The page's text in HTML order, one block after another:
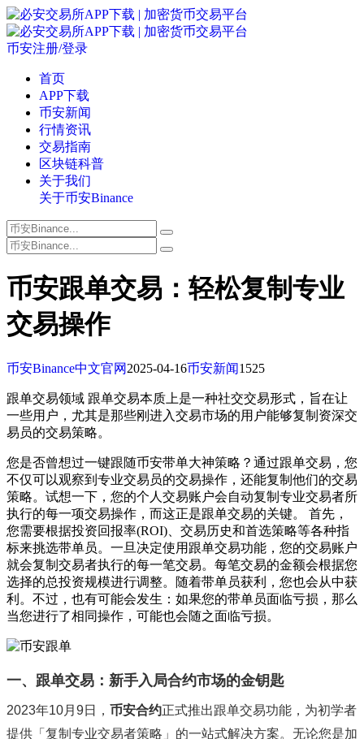
币安注册/登录
首页
APP下载
币安新闻
行情资讯
交易指南
区块链科普
关于我们
关于币安Binance
币安跟单交易：轻松复制专业
交易操作
币安Binance中文官网 2025-04-16币安新闻1525
跟单交易领域 跟单交易本质上是一种社交交易形式，旨在让
一些用户，尤其是那些刚进入交易市场的用户能够复制资深交
易员的交易策略。
您是否曾想过一键跟随币安带单大神策略？通过跟单交易，您
不仅可以观察到专业交易员的交易操作，还能复制他们的交易
策略。试想一下，您的个人交易账户会自动复制专业交易者所
执行的每一项交易操作，而这正是跟单交易的关键。 首先，
您需要根据投资回报率(ROI)、交易历史和首选策略等各种指
标来挑选带单员。一旦决定使用跟单交易功能，您的交易账户
就会复制交易者执行的每一笔交易。每笔交易的金额会根据您
选择的总投资规模进行调整。随着带单员获利，您也会从中获
利。不过，也有可能会发生：如果您的带单员面临亏损，那么
当您进行了相同操作，可能也会随之面临亏损。
一、跟单交易：新手入局合约市场的金钥匙
2023年10月9日，‌ 币安合约‌正式推出跟单交易功能，为初学者
提供「复制专业交易者策略」的一站式解决方案。无论您是加